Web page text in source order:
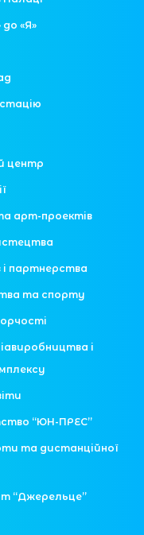
до «Я»
центр
арт-проектів
і партнерства
та спорту
і
“ЮН-ПРЕС”
та дистанційної
“Джерельце”